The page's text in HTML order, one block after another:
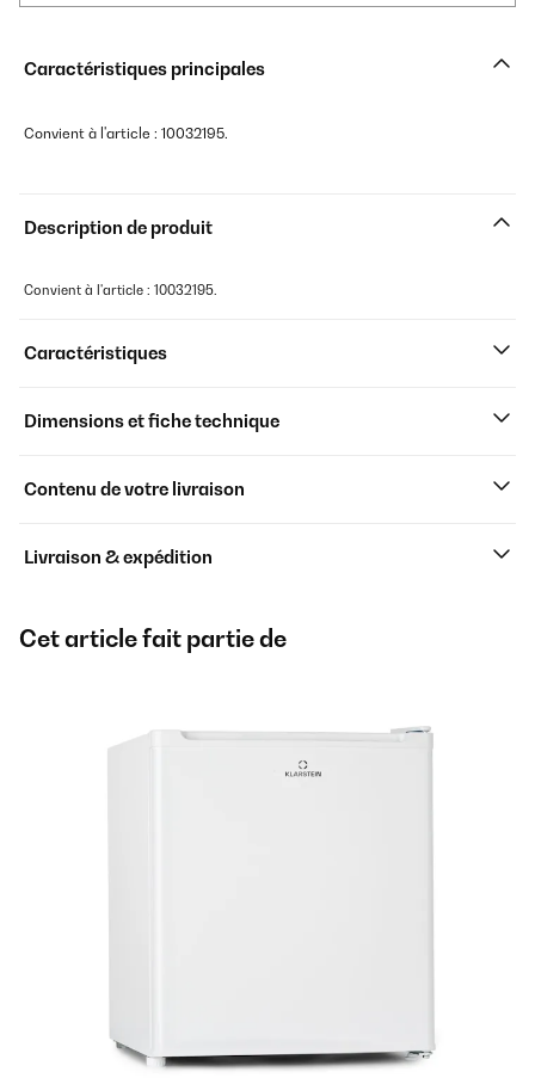
Caractéristiques principales
Convient à l'article : 10032195.
Description de produit
Convient à l'article : 10032195.
Caractéristiques
Dimensions et fiche technique
Contenu de votre livraison
Livraison & expédition
Cet article fait partie de